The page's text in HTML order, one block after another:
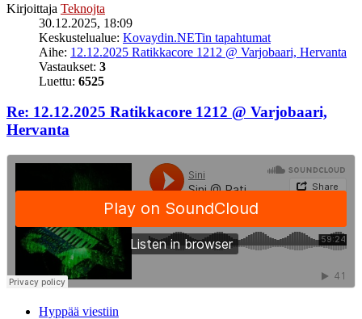
Kirjoittaja Teknojta
30.12.2025, 18:09
Keskustelualue: Kovaydin.NETin tapahtumat
Aihe: 12.12.2025 Ratikkacore 1212 @ Varjobaari, Hervanta
Vastaukset: 3
Luettu: 6525
Re: 12.12.2025 Ratikkacore 1212 @ Varjobaari,
Hervanta
Hyppää viestiin